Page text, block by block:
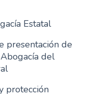
Estatal
presentación de
del
protección